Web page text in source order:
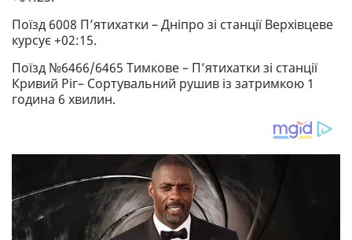
Поїзд 6008 Пʼятихатки – Дніпро зі станції Верхівцеве
курсує +02:15.
Поїзд №6466/6465 Тимкове – Пʼятихатки зі станції
Кривий Ріг– Сортувальний рушив із затримкою 1
година 6 хвилин.